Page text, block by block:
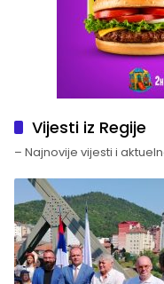
Vijesti iz Regije
– Najnovije vijesti i